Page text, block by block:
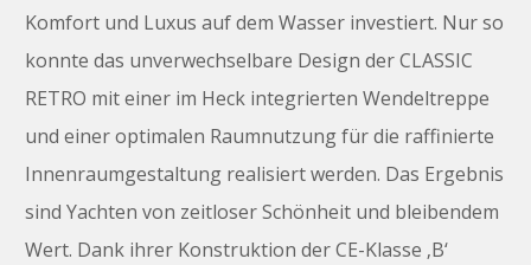
Komfort und Luxus auf dem Wasser investiert. Nur so
konnte das unverwechselbare Design der CLASSIC
RETRO mit einer im Heck integrierten Wendeltreppe
und einer optimalen Raumnutzung für die raffinierte
Innenraumgestaltung realisiert werden. Das Ergebnis
sind Yachten von zeitloser Schönheit und bleibendem
Wert. Dank ihrer Konstruktion der CE-Klasse ‚B‘